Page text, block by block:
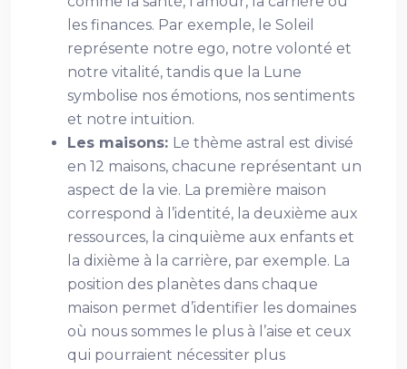
les finances. Par exemple, le Soleil
représente notre ego, notre volonté et
notre vitalité, tandis que la Lune
symbolise nos émotions, nos sentiments
et notre intuition.
Les maisons: Le thème astral est divisé
en 12 maisons, chacune représentant un
aspect de la vie. La première maison
correspond à l’identité, la deuxième aux
ressources, la cinquième aux enfants et
la dixième à la carrière, par exemple. La
position des planètes dans chaque
maison permet d’identifier les domaines
où nous sommes le plus à l’aise et ceux
qui pourraient nécessiter plus